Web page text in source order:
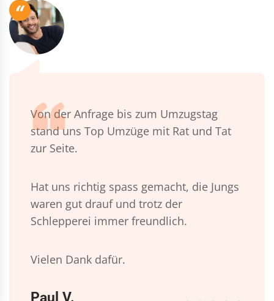
“
Von der Anfrage bis zum Umzugstag
stand uns Top Umzüge mit Rat und Tat
zur Seite.
Hat uns richtig spass gemacht, die Jungs
waren gut drauf und trotz der
Schlepperei immer freundlich.
Vielen Dank dafür.
Paul V.